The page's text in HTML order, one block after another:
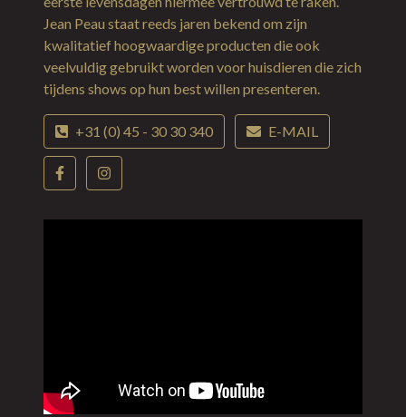
Jean Peau staat reeds jaren bekend om zijn
kwalitatief hoogwaardige producten die ook
veelvuldig gebruikt worden voor huisdieren die zich
tijdens shows op hun best willen presenteren.
+31 (0) 45 - 30 30 340 E-MAIL